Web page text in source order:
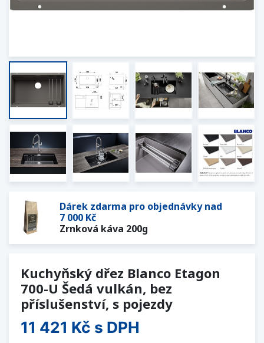
Dárek zdarma pro objednávky nad
7 000 Kč
Zrnková káva 200g
Kuchyňský dřez Blanco Etagon
700-U Šedá vulkán, bez
příslušenství, s pojezdy
11 421 Kč s DPH